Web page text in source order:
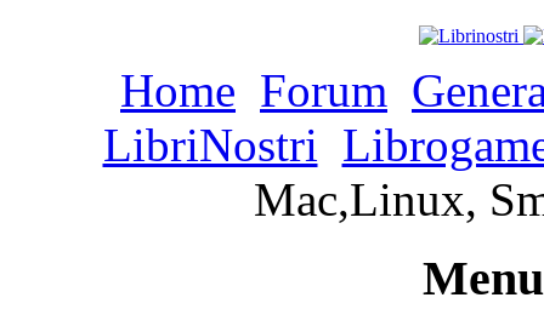
Home Forum
LibriNostri
Mac,Linux,